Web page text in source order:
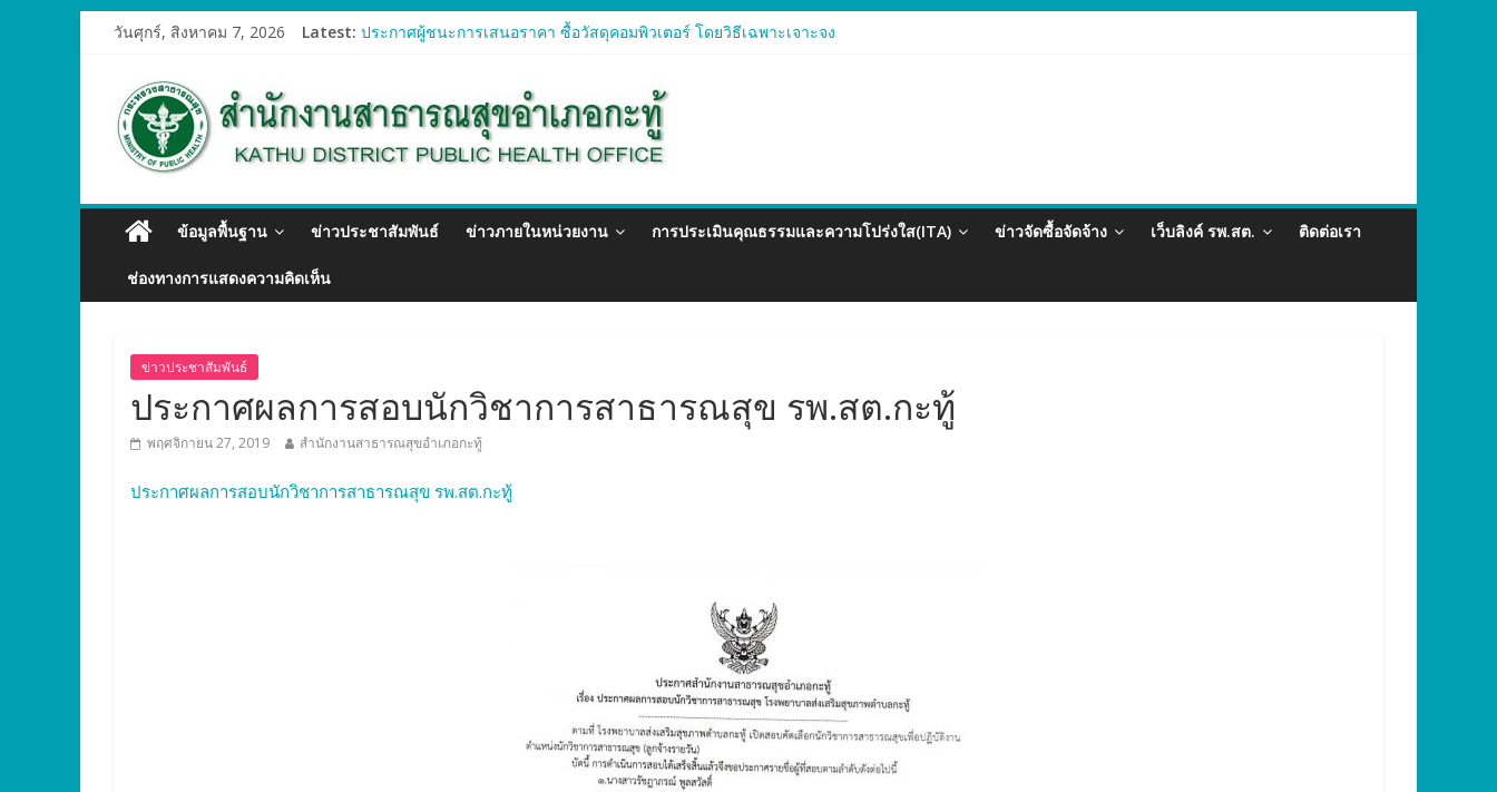
วันศุกร์, สิงหาคม 7, 2026 Latest: ประกาศผู้ชนะการเสนอราคา ซื้อวัสดุคอมพิวเตอร์ โดยวิธีเฉพาะเจาะจง
ประกาศผู้ชนะการเสนอรา ซื้อวัสดุงานบ้านงานครัว โดยวิธีเฉพาะเจาะจง
ประกาศผู้ชนะการเสนอราคา ซื้อวัสดุสำนักงาน โดยวิธีเฉพาะเจาะจง
ข้อมูลพื้นฐาน ข่าวประชาสัมพันธ์ ข่าวภายในหน่วยงาน การประเมินคุณธรรมและความโปร่งใส(ITA) ข่าวจัดซื้อจัดจ้าง เว็บลิงค์ รพ.สต. ติดต่อเรา
ช่องทางการแสดงความคิดเห็น
ข่าวประชาสัมพันธ์
ประกาศผลการสอบนักวิชาการสาธารณสุข รพ.สต.กะทู้
พฤศจิกายน 27, 2019 สำนักงานสาธารณสุขอำเภอกะทู้
ประกาศผลการสอบนักวิชาการสาธารณสุข รพ.สต.กะทู้